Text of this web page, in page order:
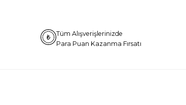
Tüm Alışverişlerinizde
Para Puan Kazanma Fırsatı